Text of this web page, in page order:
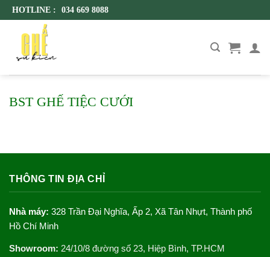
Skip
to
content
HOTLINE : 034 669 8088
BST GHẾ TIỆC CƯỚI
THÔNG TIN ĐỊA CHỈ
Nhà máy: 328 Trần Đại Nghĩa, Ấp 2, Xã Tân Nhựt, Thành phố
Hồ Chí Minh
Showroom: 24/10/8 đường số 23, Hiệp Bình, TP.HCM